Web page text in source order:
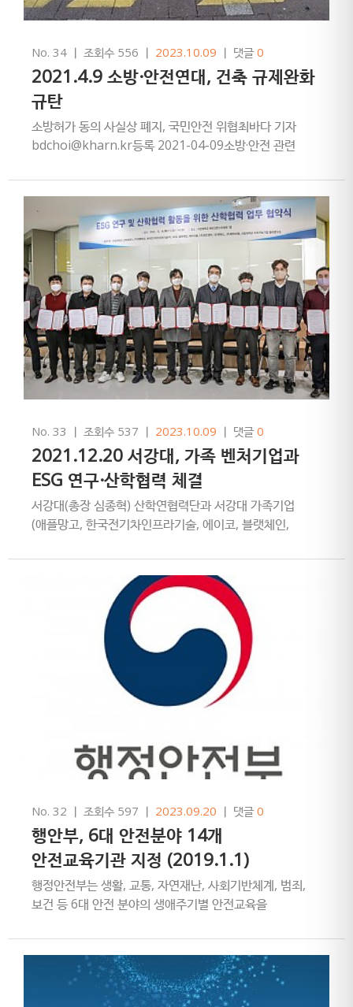
No. 34 ㅣ 조회수 556 ㅣ 2023.10.09 ㅣ 댓글0
2021.4.9 소방·안전연대, 건축 규제완화
규탄
소방허가 동의 사실상 폐지, 국민안전 위협최바다 기자
bdchoi@kharn.kr등록 2021-04-09소방·안전 관련
사실…
No. 33 ㅣ 조회수 537 ㅣ 2023.10.09 ㅣ 댓글0
2021.12.20 서강대, 가족 벤처기업과
ESG 연구·산학협력 체결
서강대(총장 심종혁) 산학연협력단과 서강대 가족기업
(애플망고, 한국전기차인프라기술, 에이코, 블랫체인,
국민안전역량협회, 서강…
No. 32 ㅣ 조회수 597 ㅣ 2023.09.20 ㅣ 댓글0
행안부, 6대 안전분야 14개
안전교육기관 지정 (2019.1.1)
행정안전부는 생활, 교통, 자연재난, 사회기반체계, 범죄,
보건 등 6대 안전 분야의 생애주기별 안전교육을
올해부터국민을 대상으…